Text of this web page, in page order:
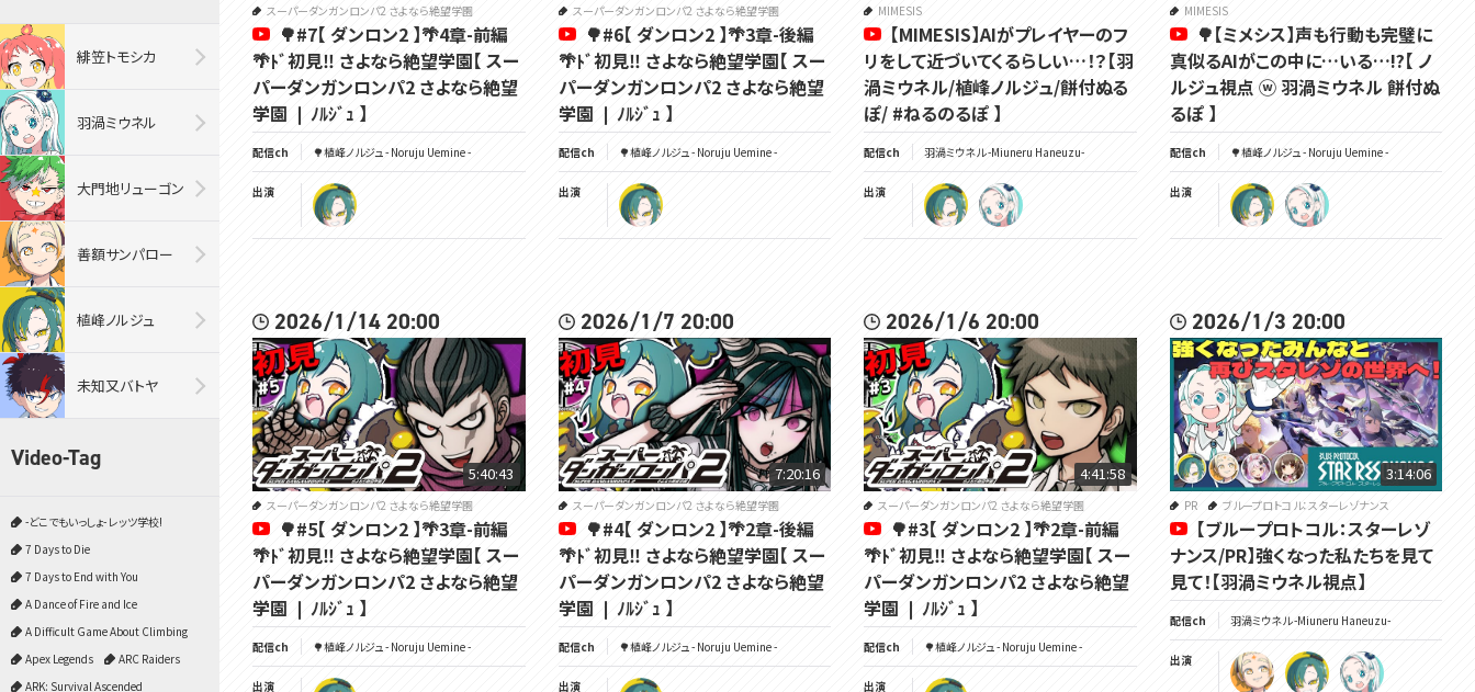
緋笠トモシカ
羽渦ミウネル
大門地リューゴン
善額サンパロー
植峰ノルジュ
未知又バトヤ
Video-Tag
-どこでもいっしょ- レッツ学校!
7 Days to Die
7 Days to End with You
A Dance of Fire and Ice
A Difficult Game About Climbing
Apex Legends
ARC Raiders
ARK: Survival Ascended
スーパーダンガンロンパ2 さよなら絶望学園
🌳#7【 ダンロン2 】🌴4章-前編
🌴ﾄﾞ初見‼ さよなら絶望学園【 スー
パーダンガンロンパ2 さよなら絶望
学園 ❘ ﾉﾙｼﾞｭ 】
配信ch 🌳植峰ノルジュ - Noruju Uemine -
出演
スーパーダンガンロンパ2 さよなら絶望学園
🌳#6【 ダンロン2 】🌴3章-後編
🌴ﾄﾞ初見‼ さよなら絶望学園【 スー
パーダンガンロンパ2 さよなら絶望
学園 ❘ ﾉﾙｼﾞｭ 】
配信ch 🌳植峰ノルジュ - Noruju Uemine -
出演
MIMESIS
【MIMESIS】AIがプレイヤーのフ
リをして近づいてくるらしい…！？【羽
渦ミウネル/植峰ノルジュ/餅付ぬる
ぽ/ #ねるのるぽ 】
配信ch 羽渦ミウネル -Miuneru Haneuzu-
出演
MIMESIS
🌳【ミメシス】声も行動も完璧に
真似るAIがこの中に…いる…!?【 ノ
ルジュ視点 ⓦ 羽渦ミウネル 餅付ぬ
るぽ 】
配信ch 🌳植峰ノルジュ - Noruju Uemine -
出演
2026/1/14 20:00
5:40:43
スーパーダンガンロンパ2 さよなら絶望学園
🌳#5【 ダンロン2 】🌴3章-前編
🌴ﾄﾞ初見‼ さよなら絶望学園【 スー
パーダンガンロンパ2 さよなら絶望
学園 ❘ ﾉﾙｼﾞｭ 】
配信ch 🌳植峰ノルジュ - Noruju Uemine -
出演
2026/1/7 20:00
7:20:16
スーパーダンガンロンパ2 さよなら絶望学園
🌳#4【 ダンロン2 】🌴2章-後編
🌴ﾄﾞ初見‼ さよなら絶望学園【 スー
パーダンガンロンパ2 さよなら絶望
学園 ❘ ﾉﾙｼﾞｭ 】
配信ch 🌳植峰ノルジュ - Noruju Uemine -
出演
2026/1/6 20:00
4:41:58
スーパーダンガンロンパ2 さよなら絶望学園
🌳#3【 ダンロン2 】🌴2章-前編
🌴ﾄﾞ初見‼ さよなら絶望学園【 スー
パーダンガンロンパ2 さよなら絶望
学園 ❘ ﾉﾙｼﾞｭ 】
配信ch 🌳植峰ノルジュ - Noruju Uemine -
出演
2026/1/3 20:00
3:14:06
PR ブループロトコル：スターレゾナンス
【ブループロトコル：スターレゾ
ナンス/PR】強くなった私たちを見て
見て！【羽渦ミウネル視点】
配信ch 羽渦ミウネル -Miuneru Haneuzu-
出演